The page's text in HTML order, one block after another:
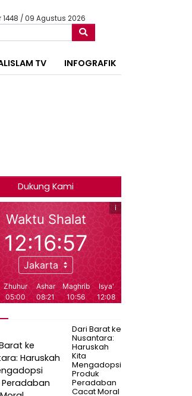
1448 / 09 Agustus 2026
TV INFOGRAFIK
Dukung Kami
Dari Barat ke
Nusantara:
Haruskah
Kita
Mengadopsi
Produk
Peradaban
Cacat Moral